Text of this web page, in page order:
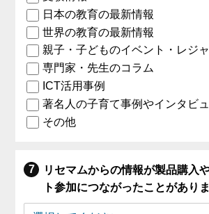
日本の教育の最新情報
世界の教育の最新情報
親子・子どものイベント・レジ
専門家・先生のコラム
ICT活用事例
著名人の子育て事例やインタビ
その他
リセマムからの情報が製品購入
ト参加につながったことがありま